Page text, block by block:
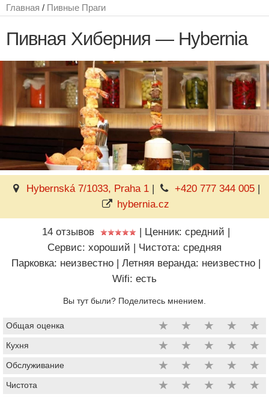
Главная / Пивные Праги
Пивная Хиберния — Hybernia
Hybernská 7/1033, Praha 1 | +420 777 344 005|
hybernia.cz
14 отзывов | Ценник: средний |
Сервис: хороший | Чистота: средняя
Парковка: неизвестно | Летняя веранда: неизвестно |
Wifi: есть
Вы тут были? Поделитесь мнением.
Общая оценка ★ ★ ★ ★ ★
Кухня ★ ★ ★ ★ ★
Обслуживание ★ ★ ★ ★ ★
Чистота ★ ★ ★ ★ ★